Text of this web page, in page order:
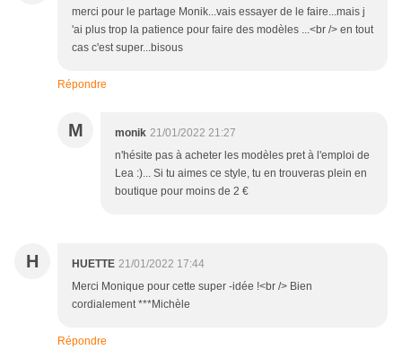
merci pour le partage Monik...vais essayer de le faire...mais j
'ai plus trop la patience pour faire des modèles ...<br /> en tout
cas c'est super...bisous
Répondre
M monik 21/01/2022 21:27
n'hésite pas à acheter les modèles pret à l'emploi de
Lea :)... Si tu aimes ce style, tu en trouveras plein en
boutique pour moins de 2 €
H HUETTE 21/01/2022 17:44
Merci Monique pour cette super -idée !<br /> Bien
cordialement ***Michèle
Répondre